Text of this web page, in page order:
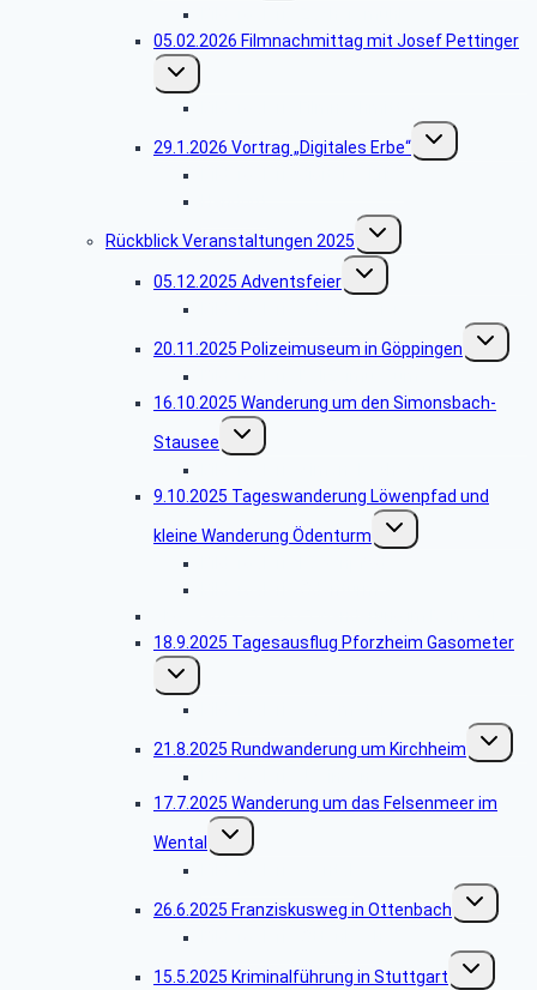
05.02.2026 Filmnachmittag mit Josef Pettinger
Untermenü
umschalten
29.1.2026 Vortrag „Digitales Erbe“
Untermenü
umschalten
Rückblick Veranstaltungen 2025
Untermenü
umschalten
05.12.2025 Adventsfeier
Untermenü
umschalten
20.11.2025 Polizeimuseum in Göppingen
16.10.2025 Wanderung um den Simonsbach-
Stausee
Untermenü
umschalten
9.10.2025 Tageswanderung Löwenpfad und
kleine Wanderung Ödenturm
Untermenü
umschalten
18.9.2025 Tagesausflug Pforzheim Gasometer
Untermenü
umschalten
21.8.2025 Rundwanderung um Kirchheim
17.7.2025 Wanderung um das Felsenmeer im
Wental
Untermenü
umschalten
26.6.2025 Franziskusweg in Ottenbach
Untermenü
umschalten
15.5.2025 Kriminalführung in Stuttgart
Untermenü
umschalten